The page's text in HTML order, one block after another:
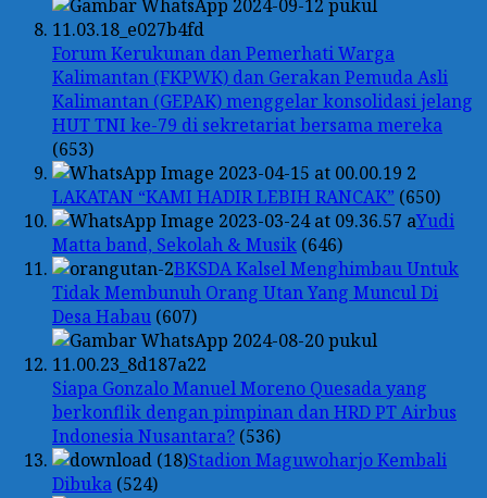
Forum Kerukunan dan Pemerhati Warga
Kalimantan (FKPWK) dan Gerakan Pemuda Asli
Kalimantan (GEPAK) menggelar konsolidasi jelang
HUT TNI ke-79 di sekretariat bersama mereka
(653)
LAKATAN “KAMI HADIR LEBIH RANCAK” (650)
Yudi
Matta band, Sekolah & Musik (646)
BKSDA Kalsel Menghimbau Untuk
Tidak Membunuh Orang Utan Yang Muncul Di
Desa Habau (607)
Siapa Gonzalo Manuel Moreno Quesada yang
berkonflik dengan pimpinan dan HRD PT Airbus
Indonesia Nusantara? (536)
Stadion Maguwoharjo Kembali
Dibuka (524)